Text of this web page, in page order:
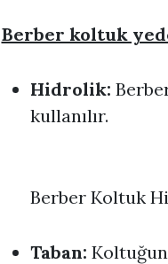
Berber koltuk
Hidrolik:
kullanılır.
Berber Koltuk
Taban: